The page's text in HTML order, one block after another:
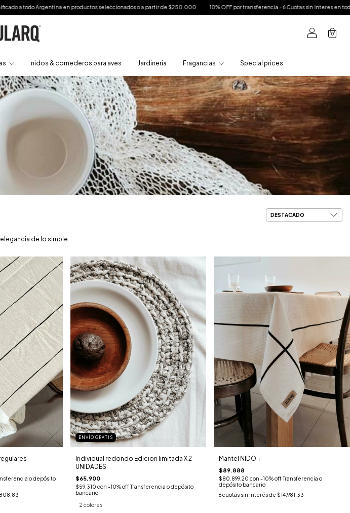
seleccionados o a partir de $250.000 10% OFF por transferencia - 6 Cuotas sin interes en toda la tienda - Envío
0
nidos & comederos para aves Jardineria Fragancias Special prices
de lo simple.
o depósito
ENVÍO GRATIS
Individual redondo Edicion limitada X 2
UNIDADES
$65.900
$59.310 con -10% off Transferencia o depósito
bancario
2 colores
Mantel NIDO +
$89.888
$80.899,20con -10% off Transferencia o
depósito bancario
6cuotas sin interés de $14.981,33